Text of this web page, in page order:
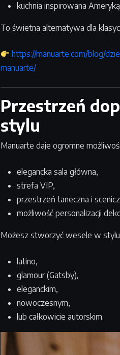
kuchnia inspirowana
To świetna alternatywa dla
https://manuarte.com/blog/
manuarte/
Przestrzeń
stylu
Manuarte daje ogromne
elegancka sala główna,
strefa VIP,
przestrzeń taneczna i
możliwość personalizacji
Możesz stworzyć wesele w
latino,
glamour (Gatsby),
eleganckim,
nowoczesnym,
lub całkowicie autorskim.